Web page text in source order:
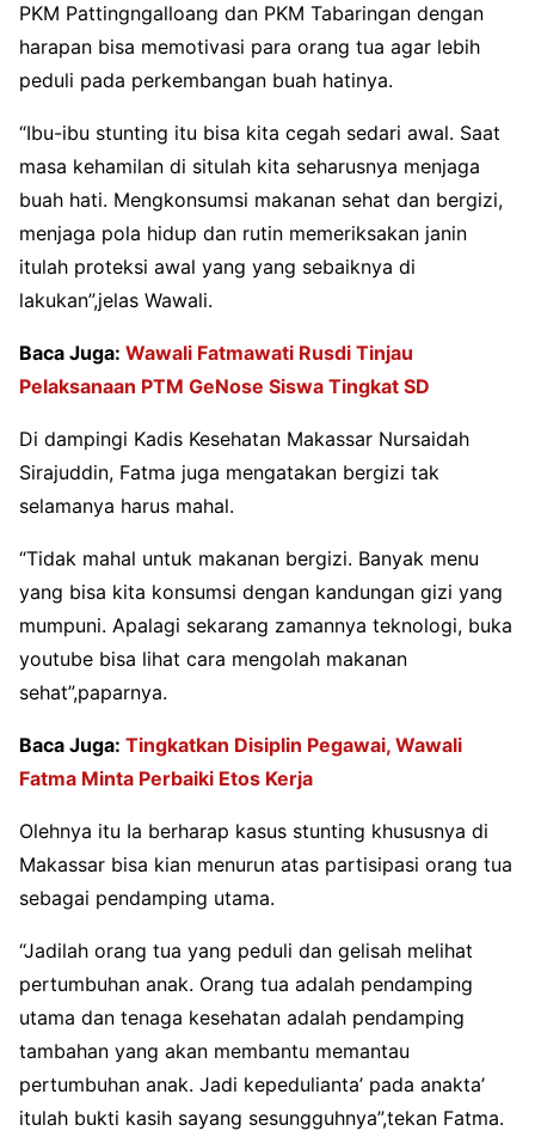
PKM Pattingngalloang dan PKM Tabaringan dengan
harapan bisa memotivasi para orang tua agar lebih
peduli pada perkembangan buah hatinya.
“Ibu-ibu stunting itu bisa kita cegah sedari awal. Saat
masa kehamilan di situlah kita seharusnya menjaga
buah hati. Mengkonsumsi makanan sehat dan bergizi,
menjaga pola hidup dan rutin memeriksakan janin
itulah proteksi awal yang yang sebaiknya di
lakukan”,jelas Wawali.
Baca Juga: Wawali Fatmawati Rusdi Tinjau
Pelaksanaan PTM GeNose Siswa Tingkat SD
Di dampingi Kadis Kesehatan Makassar Nursaidah
Sirajuddin, Fatma juga mengatakan bergizi tak
selamanya harus mahal.
“Tidak mahal untuk makanan bergizi. Banyak menu
yang bisa kita konsumsi dengan kandungan gizi yang
mumpuni. Apalagi sekarang zamannya teknologi, buka
youtube bisa lihat cara mengolah makanan
sehat”,paparnya.
Baca Juga: Tingkatkan Disiplin Pegawai, Wawali
Fatma Minta Perbaiki Etos Kerja
Olehnya itu Ia berharap kasus stunting khususnya di
Makassar bisa kian menurun atas partisipasi orang tua
sebagai pendamping utama.
“Jadilah orang tua yang peduli dan gelisah melihat
pertumbuhan anak. Orang tua adalah pendamping
utama dan tenaga kesehatan adalah pendamping
tambahan yang akan membantu memantau
pertumbuhan anak. Jadi kepedulianta’ pada anakta’
itulah bukti kasih sayang sesungguhnya”,tekan Fatma.